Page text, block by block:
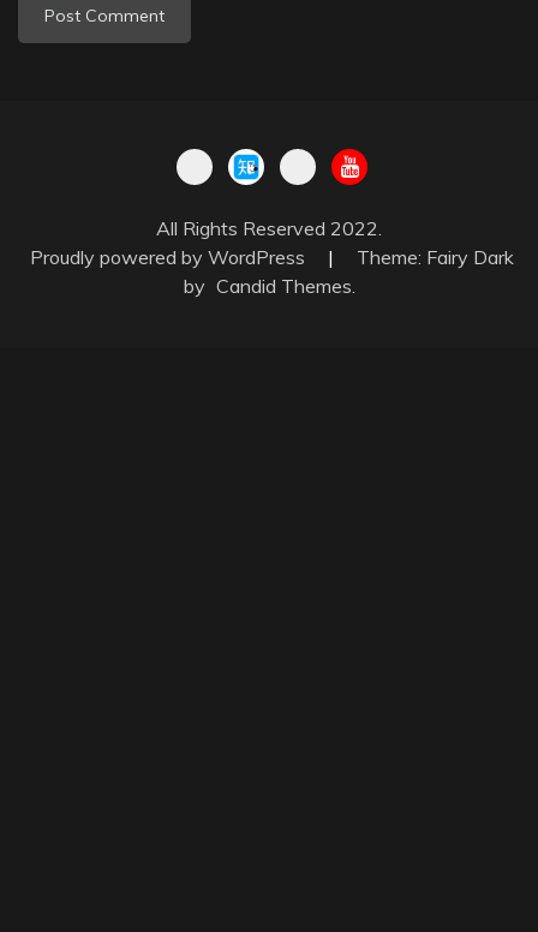
All Rights Reserved 2022.
Proudly powered by WordPress
|
Theme: Fairy Dark
by Candid Themes